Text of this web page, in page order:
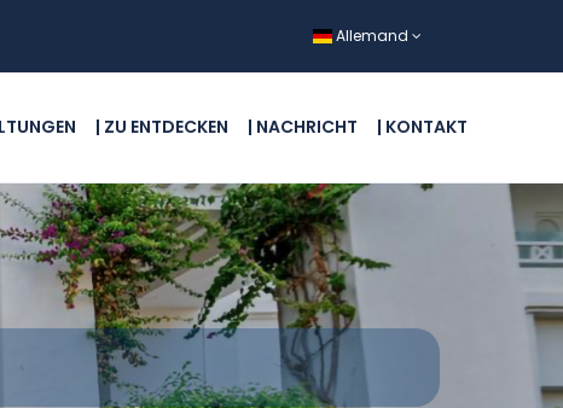
Allemand
| ZU ENTDECKEN | NACHRICHT | KONTAKT